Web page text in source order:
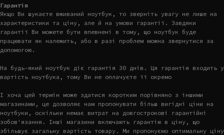
Гарантія
Якщо Ви шукаєте вживаний ноутбук, то зверніть увагу не лише на
характеристики та ціну, але й на умови гарантії. Завдяки
гарантії Ви можете бути впевнені в тому, що ноутбук буде
працювати як належить, або в разі проблем можна звернутися за
допомогою.
На будь-який ноутбук діє гарантія 30 днів. Ця гарантія входить у
вартість ноутбука, тому Ви не оплачуєте її окремо
І хоча цей термін може здатися коротким порівняно з іншими
магазинами, це дозволяє нам пропонувати більш вигідні ціни на
ноутбуки, оскільки немає витрат на довгострокові гарантійні
зобов'язання. Інші магазини включають гарантію в ціну, що
збільшує загальну вартість товару. Ми пропонуємо оптимальну ціну